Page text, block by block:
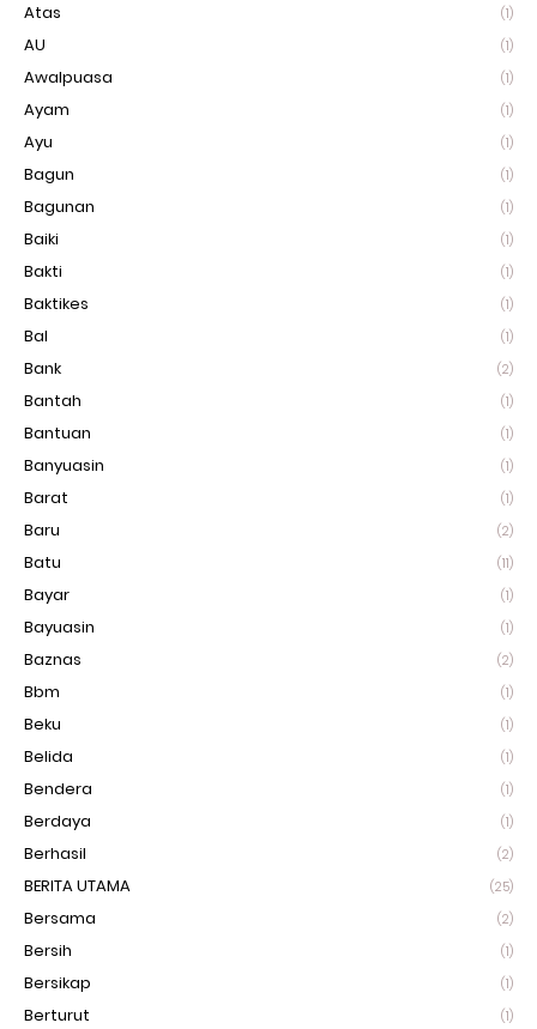
Atas (1)
AU (1)
Awalpuasa (1)
Ayam (1)
Ayu (1)
Bagun (1)
Bagunan (1)
Baiki (1)
Bakti (1)
Baktikes (1)
Bal (1)
Bank (2)
Bantah (1)
Bantuan (1)
Banyuasin (1)
Barat (1)
Baru (2)
Batu (11)
Bayar (1)
Bayuasin (1)
Baznas (2)
Bbm (1)
Beku (1)
Belida (1)
Bendera (1)
Berdaya (1)
Berhasil (2)
BERITA UTAMA (25)
Bersama (2)
Bersih (1)
Bersikap (1)
Berturut (1)